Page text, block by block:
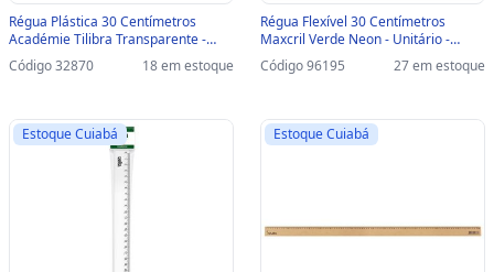
Régua Plástica 30 Centímetros
Académie Tilibra Transparente -
Unitário - 288772 - 288772 -
UNITÁRIO
Código 32870 18 em estoque
Régua Flexível 30 Centímetros
Maxcril Verde Neon - Unitário -
10270054 - 10270054
Código 96195 27 em estoque
Estoque Cuiabá Estoque Cuiabá